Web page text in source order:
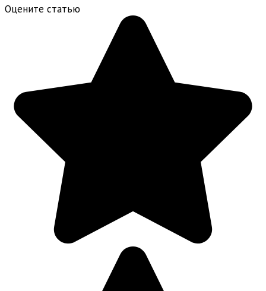
Оцените статью